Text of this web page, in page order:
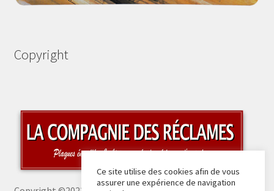
Copyright
Ce site utilise des cookies afin de vous
assurer une expérience de navigation